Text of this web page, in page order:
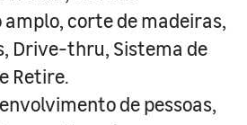
corte de madeiras,
Drive-thru, Sistema de
Retire.
de pessoas,